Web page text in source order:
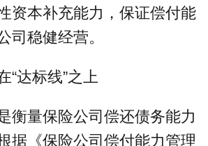
资本补充能力，保证偿付能
司稳健经营。
“达标线”之上
衡量保险公司偿还债务能力
据《保险公司偿付能力管理